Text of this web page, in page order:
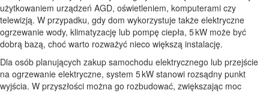
użytkowaniem urządzeń AGD, oświetleniem, komputerami czy
telewizją. W przypadku, gdy dom wykorzystuje także elektryczne
ogrzewanie wody, klimatyzację lub pompę ciepła, 5 kW może być
dobrą bazą, choć warto rozważyć nieco większą instalację.
Dla osób planujących zakup samochodu elektrycznego lub przejście
na ogrzewanie elektryczne, system 5 kW stanowi rozsądny punkt
wyjścia. W przyszłości można go rozbudować, zwiększając moc